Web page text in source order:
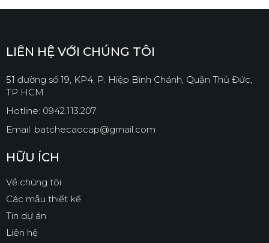
LIÊN HỆ VỚI CHÚNG TÔI
51 đường số 19, KP4, P. Hiệp Bình Chánh, Quận Thủ Đức,
TP HCM
Hotline: 0942.113.207
Email: batchecaocap@gmail.com
HỮU ÍCH
Về chúng tôi
Các mẫu thiết kế
Tin dự án
Liên hệ